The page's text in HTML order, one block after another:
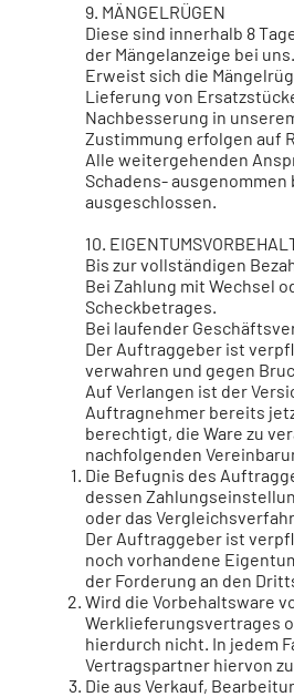
9. MÄNGELRÜGEN
Diese sind innerhalb 8
der Mängelanzeige bei uns.
Erweist sich die
Lieferung von
Nachbesserung in
Zustimmung erfolgen auf
Alle weitergehenden
Schadens-
ausgeschlossen.
10.
Bis zur vollständigen
Bei Zahlung mit Wechsel
Scheckbetrages.
Bei laufender
Der Auftraggeber ist
verwahren und gegen
Auf Verlangen ist der
Auftragnehmer bereits
berechtigt, die Ware zu
nachfolgenden
Die Befugnis des
dessen
oder das
Der Auftraggeber ist
noch vorhandene
der Forderung an den
Wird die Vorbehaltsware
Werklieferungsvertrages
hierdurch nicht. In jedem
Vertragspartner hiervon
Die aus Verkauf,